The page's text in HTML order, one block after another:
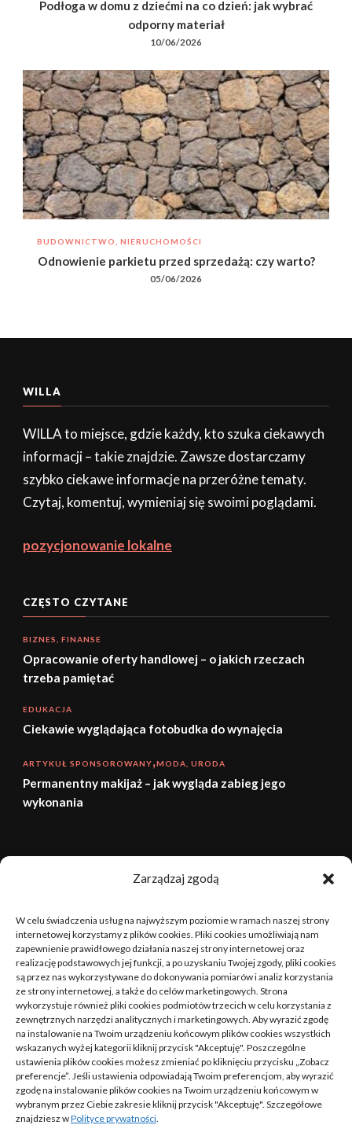
Zarządzaj zgodą
W celu świadczenia usług na najwyższym poziomie w ramach naszej strony
internetowej korzystamy z plików cookies. Pliki cookies umożliwiają nam
zapewnienie prawidłowego działania naszej strony internetowej oraz
realizację podstawowych jej funkcji, a po uzyskaniu Twojej zgody, pliki cookies
są przez nas wykorzystywane do dokonywania pomiarów i analiz korzystania
ze strony internetowej, a także do celów marketingowych. Strona
wykorzystuje również pliki cookies podmiotów trzecich w celu korzystania z
zewnętrznych narzędzi analitycznych i marketingowych. Aby wyrazić zgodę
na instalowanie na Twoim urządzeniu końcowym plików cookies wszystkich
wskazanych wyżej kategorii kliknij przycisk "Akceptuję". Poszczególne
ustawienia plików cookies możesz zmieniać po kliknięciu przycisku „Zobacz
preferencje”. Jeśli ustawienia odpowiadają Twoim preferencjom, aby wyrazić
zgodę na instalowanie plików cookies na Twoim urządzeniu końcowym w
wybranym przez Ciebie zakresie kliknij przycisk "Akceptuję". Szczegółowe
znajdziesz wPolityce prywatności.
Podłoga w domu z dziećmi na co dzień: jak wybrać
odporny materiał
10/06/2026
BUDOWNICTWO, NIERUCHOMOŚCI
Odnowienie parkietu przed sprzedażą: czy warto?
05/06/2026
WILLA
WILLA to miejsce, gdzie każdy, kto szuka ciekawych
informacji – takie znajdzie. Zawsze dostarczamy
szybko ciekawe informacje na przeróżne tematy.
Czytaj, komentuj, wymieniaj się swoimi poglądami.
pozycjonowanie lokalne
CZĘSTO CZYTANE
BIZNES, FINANSE
Opracowanie oferty handlowej – o jakich rzeczach
trzeba pamiętać
EDUKACJA
Ciekawie wyglądająca fotobudka do wynajęcia
ARTYKUŁ SPONSOROWANY MODA, URODA
Permanentny makijaż – jak wygląda zabieg jego
wykonania
3 4 5 6 7 8 9
10 11 12 13 14 15 16
17 18 19 20 21 22 23
24 25 26 27 28 29 30
31